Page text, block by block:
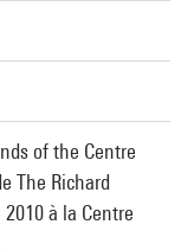
of the Centre
The Richard
à la Centre